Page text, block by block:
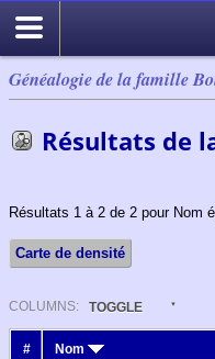
Généalogie de la famille
Résultats de
Résultats 1 à 2 de 2 pour Nom
Carte de densité
COLUMN S: TOGGLE
# Nom